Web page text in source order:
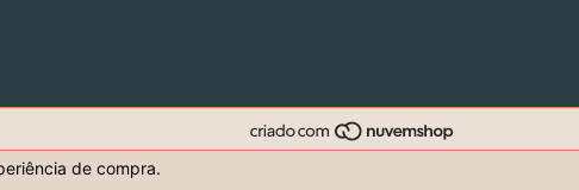
de compra.